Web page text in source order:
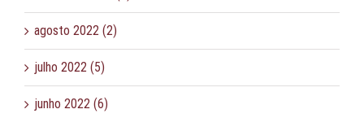
agosto 2022 (2)
julho 2022 (5)
junho 2022 (6)